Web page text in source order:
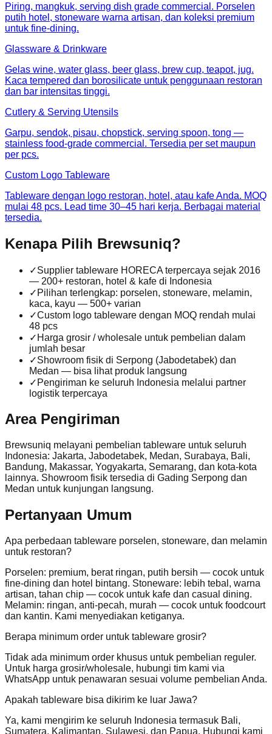
Piring, mangkuk, serving dish grade commercial. Porselen
putih hotel, stoneware warna artisan, dan koleksi premium
untuk fine-dining.
Glassware & Drinkware
Gelas wine, water glass, beer glass, brew cup, teapot, jug.
Kaca tempered dan borosilicate untuk penggunaan restoran
dan bar intensitas tinggi.
Cutlery & Serving Utensils
Garpu, sendok, pisau, chopstick, serving spoon, tong —
stainless food-grade commercial. Tersedia per set maupun
per pcs.
Custom Logo Tableware
Tableware dengan logo restoran, hotel, atau kafe Anda. MOQ
mulai 48 pcs. Lead time 30–45 hari kerja. Berbagai material
tersedia.
Kenapa Pilih Brewsuniq?
✓Supplier tableware HORECA terpercaya sejak 2016
— 200+ restoran, hotel & kafe di Indonesia
✓ Pilihan terlengkap: porselen, stoneware, melamin,
kaca, kayu — 500+ varian
✓Custom logo tableware dengan MOQ rendah mulai
48 pcs
✓ Harga grosir / wholesale untuk pembelian dalam
jumlah besar
✓Showroom fisik di Serpong (Jabodetabek) dan
Medan — bisa lihat produk langsung
✓ Pengiriman ke seluruh Indonesia melalui partner
logistik terpercaya
Area Pengiriman
Brewsuniq melayani pembelian tableware untuk seluruh
Indonesia: Jakarta, Jabodetabek, Medan, Surabaya, Bali,
Bandung, Makassar, Yogyakarta, Semarang, dan kota-kota
lainnya. Showroom fisik tersedia di Gading Serpong dan
Medan untuk kunjungan langsung.
Pertanyaan Umum
Apa perbedaan tableware porselen, stoneware, dan melamin
untuk restoran?
Porselen: premium, berat ringan, putih bersih — cocok untuk
fine-dining dan hotel bintang. Stoneware: lebih tebal, warna
artisan, tahan chip — cocok untuk kafe dan casual dining.
Melamin: ringan, anti-pecah, murah — cocok untuk foodcourt
dan kantin. Kami menyediakan ketiganya.
Berapa minimum order untuk tableware grosir?
Tidak ada minimum order khusus untuk pembelian reguler.
Untuk harga grosir/wholesale, hubungi tim kami via
WhatsApp untuk penawaran sesuai volume pembelian Anda.
Apakah tableware bisa dikirim ke luar Jawa?
Ya, kami mengirim ke seluruh Indonesia termasuk Bali,
Sumatera, Kalimantan, Sulawesi, dan Papua. Hubungi kami